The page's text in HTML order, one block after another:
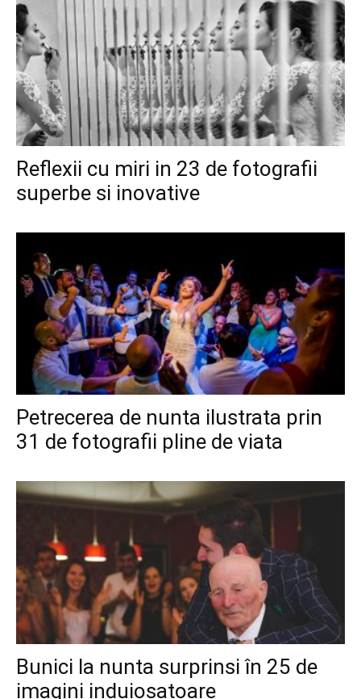
Reflexii cu miri in 23 de fotografii
superbe si inovative
Petrecerea de nunta ilustrata prin
31 de fotografii pline de viata
Bunici la nunta surprinsi în 25 de
imagini induiosatoare